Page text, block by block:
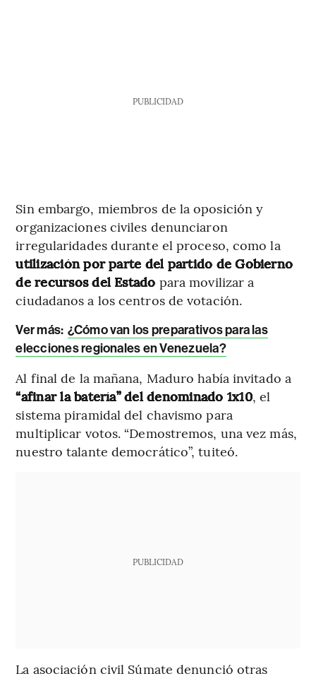
PUBLICIDAD
Sin embargo, miembros de la oposición y
organizaciones civiles denunciaron
irregularidades durante el proceso, como la
utilización por parte del partido de Gobierno
de recursos del Estado para movilizar a
ciudadanos a los centros de votación.
Ver más: ¿Cómo van los preparativos para las
elecciones regionales en Venezuela?
Al final de la mañana, Maduro había invitado a
“afinar la batería” del denominado 1x10, el
sistema piramidal del chavismo para
multiplicar votos. “Demostremos, una vez más,
nuestro talante democrático”, tuiteó.
PUBLICIDAD
La asociación civil Súmate denunció otras